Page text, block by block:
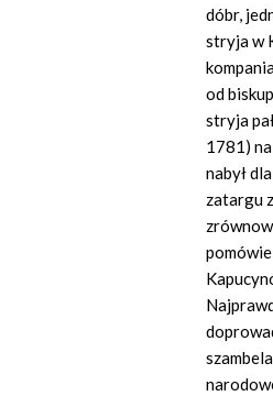
dóbr,
stryja w
od
stryja
1781)
nabył
zatargu